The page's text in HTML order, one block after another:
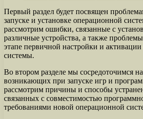
Первый раздел будет посвящен
запуске и установке операционной
рассмотрим ошибки, связанные с
различные устройства, а также
этапе первичной настройки и
системы.
Во втором разделе мы сосредоточимся
возникающих при запуске игр и
рассмотрим причины и способы
связанных с совместимостью
требованиями новой операционной